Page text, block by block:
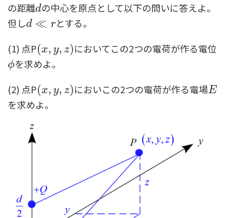
の距離d
dの中心を原点として以下の問いに答えよ。
但しd ≪ r
d≪r
とする。
(1) 点P(x, y, z)
(x,y,z) においてこの2つの電荷が作る電位
ϕ
ϕを求めよ。
(2) 点P(x, y, z)
(x,y,z) においこの2つの電荷が作る電場E
E
を求めよ。